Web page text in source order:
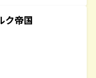
ク帝国